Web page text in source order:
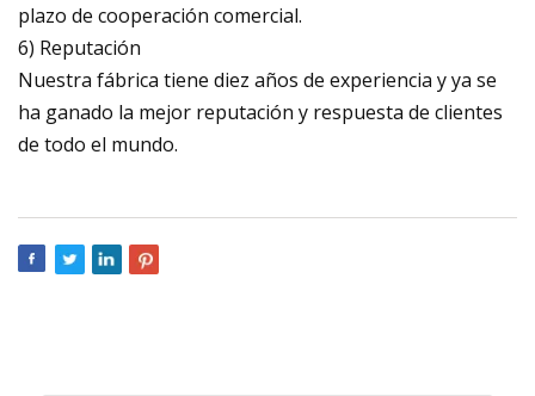
plazo de cooperación comercial.
6) Reputación
Nuestra fábrica tiene diez años de experiencia y ya se
ha ganado la mejor reputación y respuesta de clientes
de todo el mundo.